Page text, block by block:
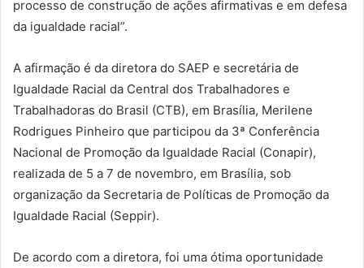
processo de construção de ações afirmativas e em defesa
da igualdade racial”.
A afirmação é da diretora do SAEP e secretária de
Igualdade Racial da Central dos Trabalhadores e
Trabalhadoras do Brasil (CTB), em Brasília, Merilene
Rodrigues Pinheiro que participou da 3ª Conferência
Nacional de Promoção da Igualdade Racial (Conapir),
realizada de 5 a 7 de novembro, em Brasília, sob
organização da Secretaria de Políticas de Promoção da
Igualdade Racial (Seppir).
De acordo com a diretora, foi uma ótima oportunidade